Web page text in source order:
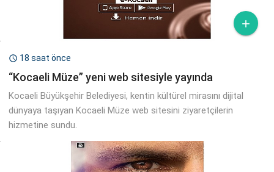

 18 saat önce
“Kocaeli Müze” yeni web sitesiyle yayında
Kocaeli Büyükşehir Belediyesi, kentin kültürel mirasını dijital
dünyaya taşıyan Kocaeli Müze web sitesini ziyaretçilerin
hizmetine sundu.